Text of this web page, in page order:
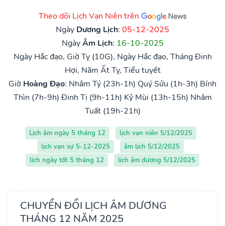
Theo dõi Lịch Vạn Niên trên
Ngày Dương Lịch: 05-12-2025
NgàyÂm Lịch: 16-10-2025
Ngày Hắc đạo, Giờ Tỵ (10G), Ngày Hắc đạo, Tháng Đinh
Hợi, Năm Ất Tỵ, Tiểu tuyết
Giờ Hoàng Đạo: Nhâm Tý (23h-1h) Quý Sửu (1h-3h) Bính
Thìn (7h-9h) Đinh Tị (9h-11h) Kỷ Mùi (13h-15h) Nhâm
Tuất (19h-21h)
Lịch âm ngày 5 tháng 12
lịch vạn niên 5/12/2025
lịch vạn sự 5-12-2025
âm lịch 5/12/2025
lịch ngày tốt 5 tháng 12
lịch âm dương 5/12/2025
CHUYỂN ĐỔI LỊCH ÂM DƯƠNG
THÁNG 12 NĂM 2025